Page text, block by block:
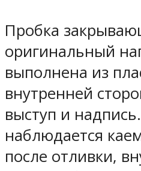
Пробка
оригинальный
выполнена из
внутренней
выступ и
наблюдается
после отливки,